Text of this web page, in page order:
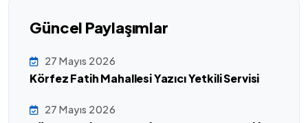
Güncel Paylaşımlar
27 Mayıs 2026
Körfez Fatih Mahallesi Yazıcı Yetkili Servisi
27 Mayıs 2026